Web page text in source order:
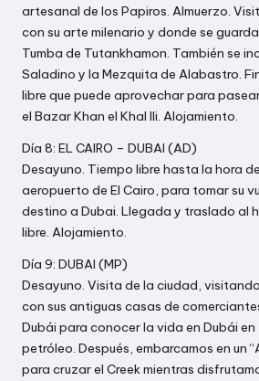
artesanal de los Papiros. Almuerzo.
con su arte milenario y donde se
Tumba de Tutankhamon. También se
Saladino y la Mezquita de Alabastro.
libre que puede aprovechar para
el Bazar Khan el Khal Ili. Alojamiento.
Día 8: EL CAIRO – DUBAI (AD)
Desayuno. Tiempo libre hasta la hora
aeropuerto de El Cairo, para tomar su
destino a Dubai. Llegada y traslado al
libre. Alojamiento.
Día 9: DUBAI (MP)
Desayuno. Visita de la ciudad,
con sus antiguas casas de
Dubái para conocer la vida en Dubái
petróleo. Después, embarcamos en un
para cruzar el Creek mientras